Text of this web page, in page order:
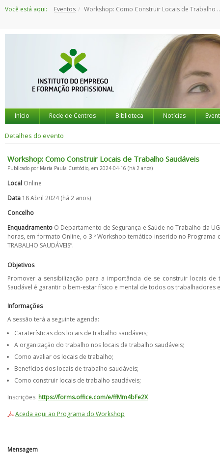
paraVocê está aqui: Eventos Workshop: Como Construir Locais de Trabalho Saudáveis
Início Rede de Centros Biblioteca Notícias
Detalhes do evento
Workshop: Como Construir Locais de Trabalho Saudáveis
Publicado por Maria Paula Custódio, em 2024-04-16 (há 2 anos)
Local Online
Data 18 Abril 2024 (há 2 anos)
Concelho
Enquadramento O Departamento de Segurança e Saúde no Trabalho da
horas, em formato Online, o 3.º Workshop temático inserido no Programa
TRABALHO SAUDÁVEIS”.
Objetivos
Promover a sensibilização para a importância de se construir locais
Saudável é garantir o bem-estar físico e mental de todos os trabalhadores
Informações
A sessão terá a seguinte agenda:
Caraterísticas dos locais de trabalho saudáveis;
A organização do trabalho nos locais de trabalho saudáveis;
Como avaliar os locais de trabalho;
Benefícios dos locais de trabalho saudáveis;
Como construir locais de trabalho saudáveis;
Inscrições https://forms.office.com/e/ffMm4bFe2X
Aceda aqui ao Programa do Workshop
Mensagem